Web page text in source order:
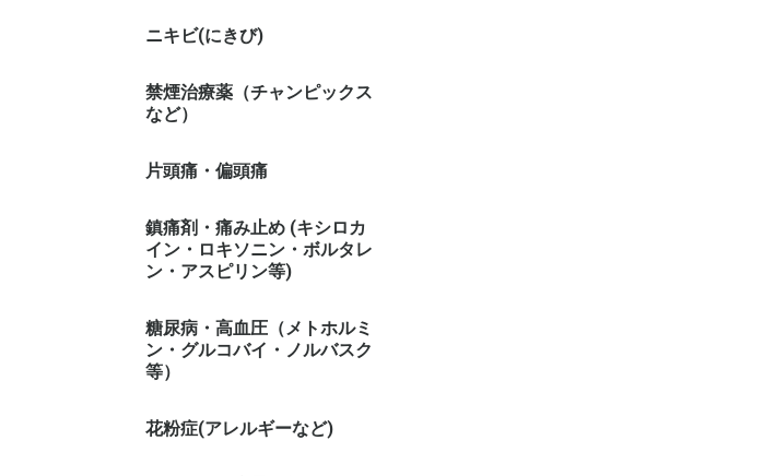
ニキビ(にきび)
禁煙治療薬（チャンピックス
など）
片頭痛・偏頭痛
鎮痛剤・痛み止め (キシロカ
イン・ロキソニン・ボルタレ
ン・アスピリン等)
糖尿病・高血圧（メトホルミ
ン・グルコバイ・ノルバスク
等）
花粉症(アレルギーなど)